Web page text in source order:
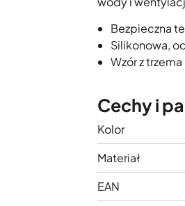
Bezpieczna
Silikonowa,
Wzór z
Cechy i
Kolor
Materiał
EAN